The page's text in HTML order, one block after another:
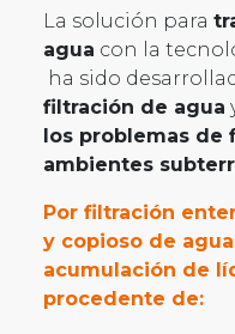
La solución para
agua con la
ha sido
filtración de agua
los problemas de
ambientes
Por filtración
y copioso de
acumulación de
procedente de: